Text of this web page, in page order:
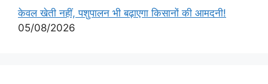
केवल खेती नहीं, पशुपालन भी बढ़ाएगा किसानों की आमदनी!
05/08/2026